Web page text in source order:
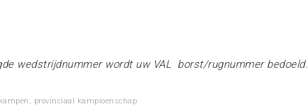
wedstrijdnummer wordt uw VAL borst/rugnummer bedoeld.
, provinciaal kampioenschap